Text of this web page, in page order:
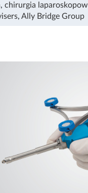
, chirurgia
, Ally Bridge Group